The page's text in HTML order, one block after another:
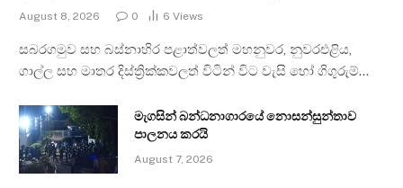
August 8, 2026 0 6 Views
සබරගමුව සහ බස්නාහිර පළාත්වලත් මහනුවර, නුවරඑළිය,
ගාල්ල සහ මාතර දිස්ත්‍රික්කවලත් විටින් විට වැසි හෝ ගිගුරුම්…
මැගසින් බන්ධනාගාරයේ නොසන්සුන්තාව
පාලනය කරයි
August 7, 2026